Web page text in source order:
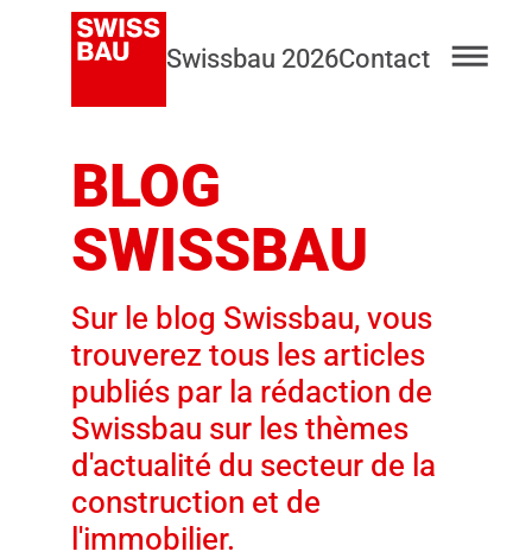
Swissbau 2026Contact
BLOG
SWISSBAU
Sur le blog Swissbau, vous
trouverez tous les articles
publiés par la rédaction de
Swissbau sur les thèmes
d'actualité du secteur de la
construction et de
l'immobilier.